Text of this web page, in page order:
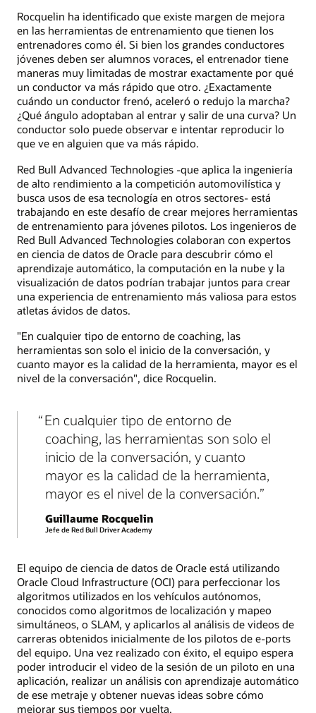
Rocquelin ha identificado que existe margen de mejora
en las herramientas de entrenamiento que tienen los
entrenadores como él. Si bien los grandes conductores
jóvenes deben ser alumnos voraces, el entrenador tiene
maneras muy limitadas de mostrar exactamente por qué
un conductor va más rápido que otro. ¿Exactamente
cuándo un conductor frenó, aceleró o redujo la marcha?
¿Qué ángulo adoptaban al entrar y salir de una curva? Un
conductor solo puede observar e intentar reproducir lo
que ve en alguien que va más rápido.
Red Bull Advanced Technologies -que aplica la ingeniería
de alto rendimiento a la competición automovilística y
busca usos de esa tecnología en otros sectores- está
trabajando en este desafío de crear mejores herramientas
de entrenamiento para jóvenes pilotos. Los ingenieros de
Red Bull Advanced Technologies colaboran con expertos
en ciencia de datos de Oracle para descubrir cómo el
aprendizaje automático, la computación en la nube y la
visualización de datos podrían trabajar juntos para crear
una experiencia de entrenamiento más valiosa para estos
atletas ávidos de datos.
"En cualquier tipo de entorno de coaching, las
herramientas son solo el inicio de la conversación, y
cuanto mayor es la calidad de la herramienta, mayor es el
nivel de la conversación", dice Rocquelin.
En cualquier tipo de entorno de
coaching, las herramientas son solo el
inicio de la conversación, y cuanto
mayor es la calidad de la herramienta,
mayor es el nivel de la conversación.
Guillaume Rocquelin
Jefe de Red Bull Driver Academy
El equipo de ciencia de datos de Oracle está utilizando
Oracle Cloud Infrastructure (OCI) para perfeccionar los
algoritmos utilizados en los vehículos autónomos,
conocidos como algoritmos de localización y mapeo
simultáneos, o SLAM, y aplicarlos al análisis de videos de
carreras obtenidos inicialmente de los pilotos de e-ports
del equipo. Una vez realizado con éxito, el equipo espera
poder introducir el video de la sesión de un piloto en una
aplicación, realizar un análisis con aprendizaje automático
de ese metraje y obtener nuevas ideas sobre cómo
mejorar sus tiempos por vuelta.